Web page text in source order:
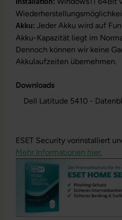
Installation:
Akku: Jeder Akku wird auf
Akku-Kapazität liegt im
Dennoch können wir keine
Akkulaufzeiten übernehmen.
Downloads
Dell Latitude 5410 -
ESET Security vorinstalliert
Mehr Informationen hier.